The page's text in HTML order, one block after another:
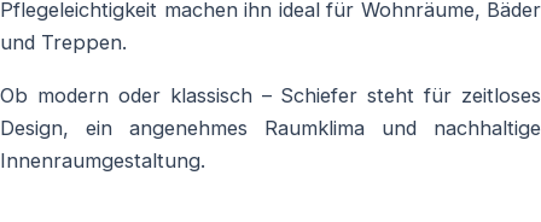
Pflegeleichtigkeit machen ihn ideal für Wohnräume, Bäder
und Treppen.
Ob modern oder klassisch – Schiefer steht für zeitloses
Design, ein angenehmes Raumklima und nachhaltige
Innenraumgestaltung.